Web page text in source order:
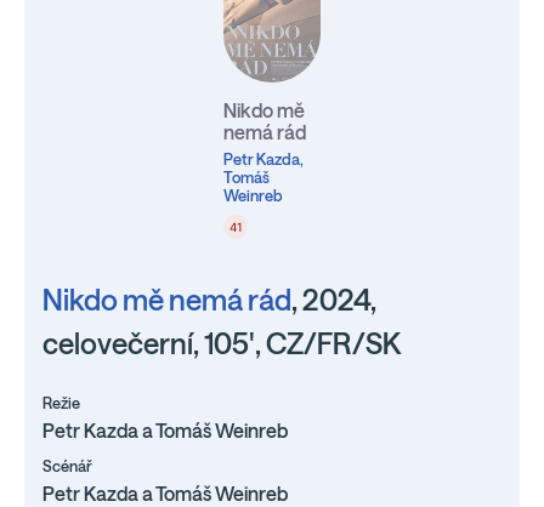
Nikdo mě
nemá rád
Petr Kazda,
Tomáš
Weinreb
41
Nikdo mě nemá rád, 2024,
celovečerní, 105', CZ/FR/SK
Režie
Petr Kazda a Tomáš Weinreb
Scénář
Petr Kazda a Tomáš Weinreb